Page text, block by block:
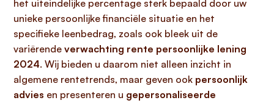
het uiteindelijke percentage sterk bepaald door uw
unieke persoonlijke financiële situatie en het
specifieke leenbedrag, zoals ook bleek uit de
variërende verwachting rente persoonlijke lening
2024. Wij bieden u daarom niet alleen inzicht in
algemene rentetrends, maar geven ook persoonlijk
advies en presenteren u gepersonaliseerde